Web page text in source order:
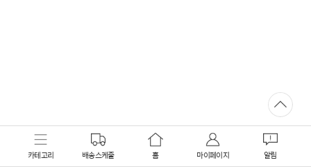
카테고리 배송스케줄 홈 마이페이지 알림